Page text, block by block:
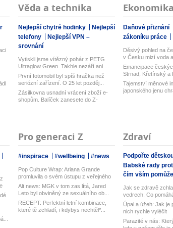
Věda a technika
Nejlepší chytré hodinky
Nejlepší
telefony
Nejlepší VPN –
srovnání
Vytiskli jsme vítězný pohár z PETG
Ultraglow Green. Takhle nezáří ani ...
První fotomobil byl spíš hračka než
seriózní zařízení. O 25 let pozděj...
Zásilkovna usnadní vrácení zboží e-
shopům. Balíček zanesete do Z-
Daňové přiznání
zákoníku práce
Děsivý pohled na
v Česku mizí voda
Emancipace
Strnad, Křetínský a
Tajemství měnové
japonského jenu
Pro generaci Z
#inspirace #wellbeing #news
Pop Culture Wrap: Ariana Grande
promluvila o svém ústupu z veřejného
ž...
Alt news: MGK v tom zas lítá, Jared
Leto byl obviněný ze sexuálního ob...
RECEPT: Perfektní letní kombinace,
které tě zchladí, i kdybys nechtěl*...
Zdraví
Podpořte
Babské rady
čím vším
Jak se zdravě
vedrech: Co
Úpal a úžeh: Jak je
nich rychle vyléčit
Parazité v nás: